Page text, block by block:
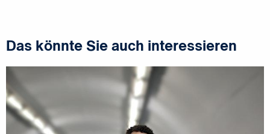
Das könnte Sie auch interessieren